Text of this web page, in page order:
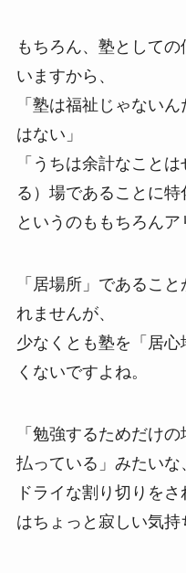
もちろん、塾として
いますから、
「塾は福祉じゃない
はない」
「うちは余計なこと
る）場であることに特
というのももちろんア
「居場所」であるこ
れませんが、
少なくとも塾を「居
くないですよね。
「勉強するためだけ
払っている」みたいな
ドライな割り切りを
はちょっと寂しい気持